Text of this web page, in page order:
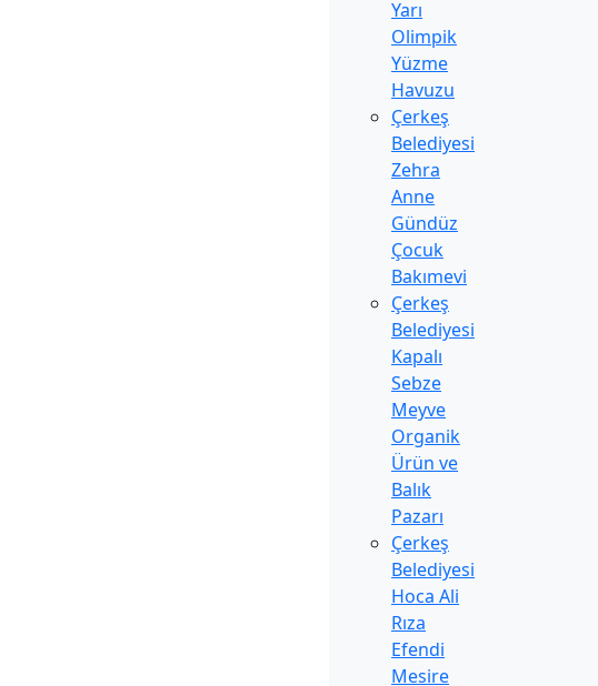
Yarı
Olimpik
Yüzme
Havuzu
Çerkeş
Belediyesi
Zehra
Anne
Gündüz
Çocuk
Bakımevi
Çerkeş
Belediyesi
Kapalı
Sebze
Meyve
Organik
Ürün ve
Balık
Pazarı
Çerkeş
Belediyesi
Hoca Ali
Rıza
Efendi
Mesire